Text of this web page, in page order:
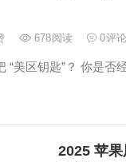
678阅读 0评论
“美区钥匙”？​ 你是
2025 苹